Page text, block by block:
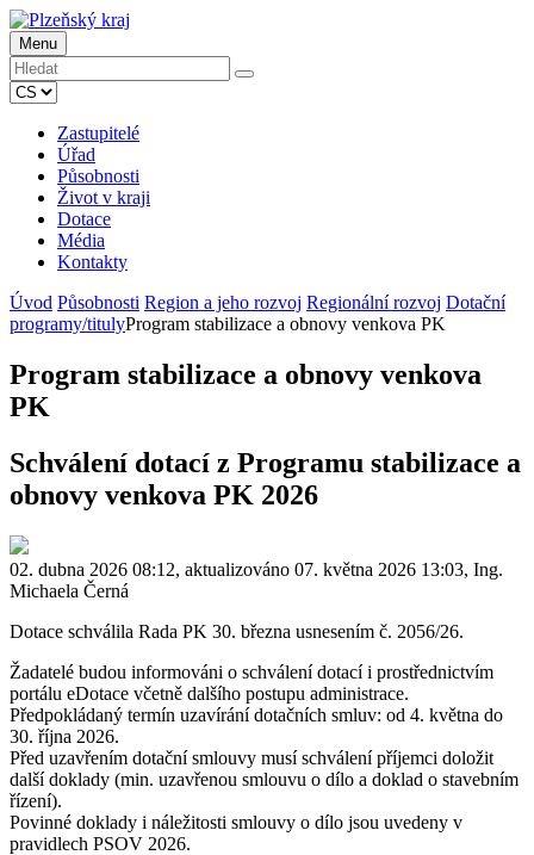
Menu
Zastupitelé
Úřad
Působnosti
Život v kraji
Dotace
Média
Kontakty
Úvod Působnosti Region a jeho rozvoj Regionální rozvoj Dotační
programy/titulyProgram stabilizace a obnovy venkova PK
Program stabilizace a obnovy venkova
PK
Schválení dotací z Programu stabilizace a
obnovy venkova PK 2026
02. dubna 2026 08:12, aktualizováno 07. května 2026 13:03, Ing.
Michaela Černá
Dotace schválila Rada PK 30. března usnesením č. 2056/26.
Žadatelé budou informováni o schválení dotací i prostřednictvím
portálu eDotace včetně dalšího postupu administrace.
Předpokládaný termín uzavírání dotačních smluv: od 4. května do
30. října 2026.
Před uzavřením dotační smlouvy musí schválení příjemci doložit
další doklady (min. uzavřenou smlouvu o dílo a doklad o stavebním
řízení).
Povinné doklady i náležitosti smlouvy o dílo jsou uvedeny v
pravidlech PSOV 2026.